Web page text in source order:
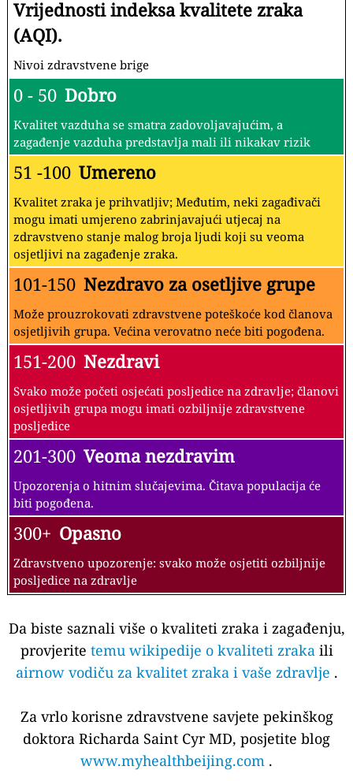
Vrijednosti indeksa kvalitete zraka
(AQI).
Nivoi zdravstvene brige
0 - 50 Dobro
Kvalitet vazduha se smatra zadovoljavajućim, a
zagađenje vazduha predstavlja mali ili nikakav rizik
51 -100 Umereno
Kvalitet zraka je prihvatljiv; Međutim, neki zagađivači
mogu imati umjereno zabrinjavajući utjecaj na
zdravstveno stanje malog broja ljudi koji su veoma
osjetljivi na zagađenje zraka.
101-150 Nezdravo za osetljive grupe
Može prouzrokovati zdravstvene poteškoće kod članova
osjetljivih grupa. Većina verovatno neće biti pogođena.
151-200 Nezdravi
Svako može početi osjećati posljedice na zdravlje; članovi
osjetljivih grupa mogu imati ozbiljnije zdravstvene
posljedice
201-300 Veoma nezdravim
Upozorenja o hitnim slučajevima. Čitava populacija će
biti pogođena.
300+ Opasno
Zdravstveno upozorenje: svako može osjetiti ozbiljnije
posljedice na zdravlje
Da biste saznali više o kvaliteti zraka i zagađenju,
provjerite temu wikipedije o kvaliteti zrakaili
airnow vodiču za kvalitet zraka i vaše zdravlje .
Za vrlo korisne zdravstvene savjete pekinškog
doktora Richarda Saint Cyr MD, posjetite blog
www.myhealthbeijing.com .